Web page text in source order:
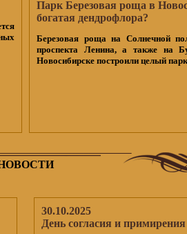
Парк Березовая роща в
богатая дендрофлора?
Березовая роща на Солнечной
проспекта Ленина, а также на
Новосибирске построили целый
30.10.2025
День согласия и примирения